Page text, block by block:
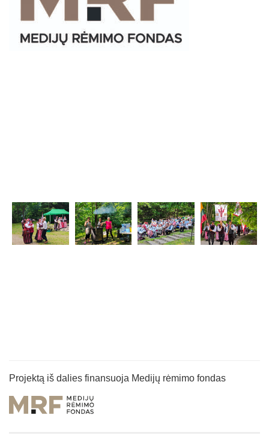
Projektą iš dalies finansuoja Medijų rėmimo fondas